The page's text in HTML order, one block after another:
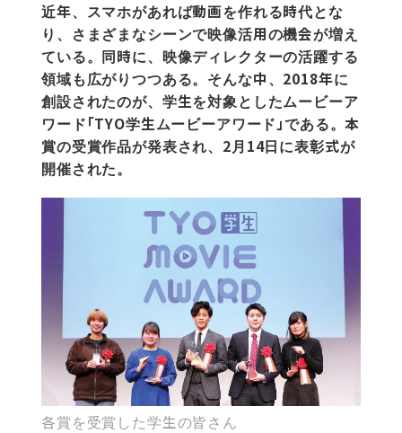
近年、スマホがあれば動画を作れる時代とな
り、さまざまなシーンで映像活用の機会が増え
ている。同時に、映像ディレクターの活躍する
領域も広がりつつある。そんな中、2018年に
創設されたのが、学生を対象としたムービーア
ワード「TYO学生ムービーアワード」である。本
賞の受賞作品が発表され、2月14日に表彰式が
開催された。
各賞を受賞した学生の皆さん